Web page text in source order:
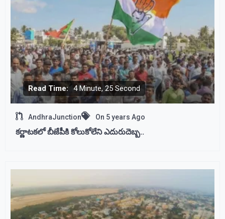
Read Time: 4 Minute, 25 Second
AndhraJunction On 5 years Ago
కర్ణాటకలో బీజేపీకి కోలుకోలేని ఎదురుదెబ్బ..